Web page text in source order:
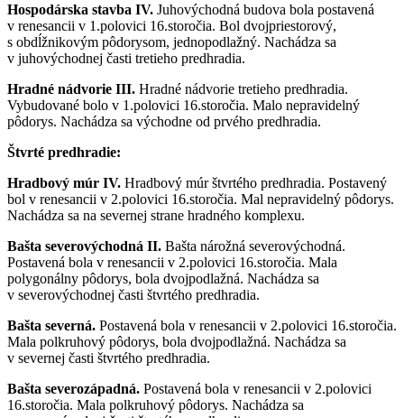
Hospodárska stavba IV. Juhovýchodná budova bola postavená
v renesancii v 1.polovici 16.storočia. Bol dvojpriestorový,
s obdĺžnikovým pôdorysom, jednopodlažný. Nachádza sa
v juhovýchodnej časti tretieho predhradia.
Hradné nádvorie III. Hradné nádvorie tretieho predhradia.
Vybudované bolo v 1.polovici 16.storočia. Malo nepravidelný
pôdorys. Nachádza sa východne od prvého predhradia.
Štvrté predhradie:
Hradbový múr IV. Hradbový múr štvrtého predhradia. Postavený
bol v renesancii v 2.polovici 16.storočia. Mal nepravidelný pôdorys.
Nachádza sa na severnej strane hradného komplexu.
Bašta severovýchodná II. Bašta nárožná severovýchodná.
Postavená bola v renesancii v 2.polovici 16.storočia. Mala
polygonálny pôdorys, bola dvojpodlažná. Nachádza sa
v severovýchodnej časti štvrtého predhradia.
Bašta severná. Postavená bola v renesancii v 2.polovici 16.storočia.
Mala polkruhový pôdorys, bola dvojpodlažná. Nachádza sa
v severnej časti štvrtého predhradia.
Bašta severozápadná. Postavená bola v renesancii v 2.polovici
16.storočia. Mala polkruhový pôdorys. Nachádza sa